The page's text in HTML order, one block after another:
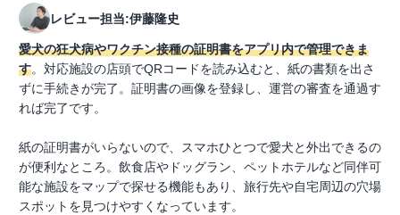
レビュー担当:伊藤隆史
愛犬の狂犬病やワクチン接種の証明書をアプリ内で管理できま
す。対応施設の店頭でQRコードを読み込むと、紙の書類を出さ
ずに手続きが完了。証明書の画像を登録し、運営の審査を通過す
れば完了です。
紙の証明書がいらないので、スマホひとつで愛犬と外出できるの
が便利なところ。飲食店やドッグラン、ペットホテルなど同伴可
能な施設をマップで探せる機能もあり、旅行先や自宅周辺の穴場
スポットを見つけやすくなっています。